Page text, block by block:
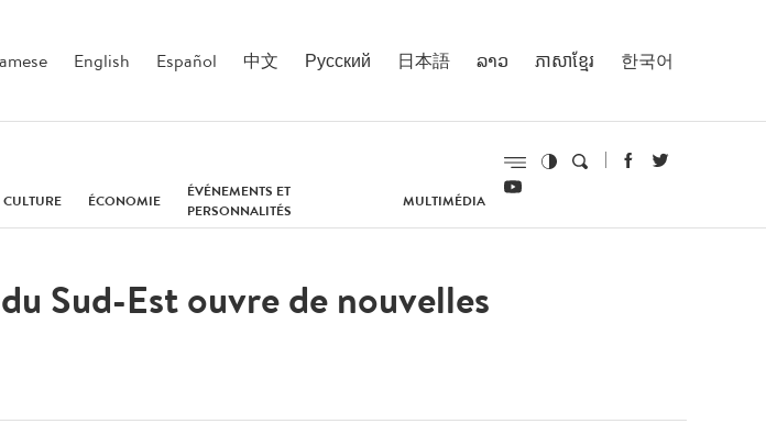
English Español 中文 Русский 日本語 ລາວ ភាសាខ្មែរ 한국어
CULTURE ÉCONOMIE
ÉVÉNEMENTS ET
PERSONNALITÉS
MULTIMÉDIA
Sud-Est ouvre de nouvelles